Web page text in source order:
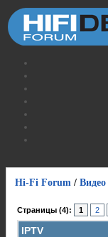
Hi-Fi Forum / Видео
Страницы (4): 1 2
IPTV